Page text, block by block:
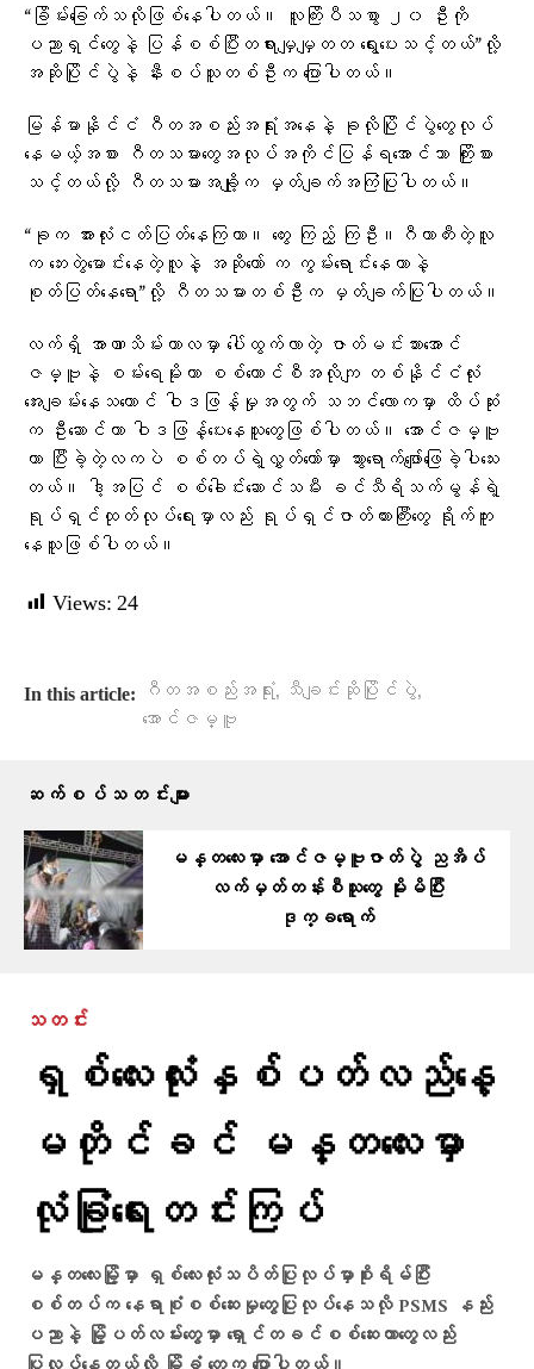
“ခြိမ်းခြေက်သလိုဖြစ်နေပါတယ်။ လူကြိးပီသစွာ ၂၀ ဦးကို
ပညာရှင်တွေနဲ့ ပြန်စစ်ပြီးတရားမျှမျှတတ ရွေးပေးသင့်တယ်”လို့
အဆိုပြိုင်ပွဲနဲ့ နီးစပ်သူတစ်ဦးက ပြောပါတယ်။
မြန်မာနိုင်ငံ ဂီတအစည်းအရုံးအနေနဲ့ ခုလိုပြိုင်ပွဲတွေလုပ်
နေမယ့်အစား ဂီတသမားတွေအလုပ်အကိုင်ပြန်ရအောင်သာ ကြိုးစား
သင့်တယ်လို့ ဂီတသမားအချို့က မှတ်ချက်အကြံပြုပါတယ်။
“ခုက အားလုံးငတ်ပြတ်နေကြတာ။ တွေး ကြည့် ကြဦး။ဂီတာတီးတဲ့လူ
က ဘေးတွဲမောင်းနေတဲ့လူနဲ့ အဆိုတော် က ကွမ်းရောင်းနေတာနဲ့
စုတ်ပြတ်နေရော”လို့ ဂီတသမားတစ်ဦးက မှတ်ချက်ပြုပါတယ်။
လက်ရှိ အာဏာသိမ်းကာလမှာ ပေါ်ထွက်လာတဲ့ ဇာတ်မင်းသားအောင်
ဇမ္ဗူနဲ့ စမ်းရေမိုးဟာ စစ်ကောင်စီအလိုကျ တစ်နိုင်ငံလုံး
အေးချမ်းနေသယောင် ဝါဒဖြန့်မှုအတွက် သဘင်လောကမှာ ထိပ်ဆုံး
က ဦးဆောင်ကာ ဝါဒဖြန့်ပေးနေသူတွေဖြစ်ပါတယ်။ အောင်ဇမ္ဗူ
ဟာ ပြီးခဲ့တဲ့လကပဲ စစ်တပ်ရဲ့လွှတ်တော်မှာ သွားရောက်ဖျော်ဖြေခဲ့ပါသေး
တယ်။ ဒါ့အပြင် စစ်ခေါင်းဆောင်သမီး ခင်သီရိသက်မွန်ရဲ့
ရုပ်ရှင်ထုတ်လုပ်ရေးမှာလည်း ရုပ်ရှင်ဇာတ်ကားကြီးတွေ ရိုက်ကူး
နေသူဖြစ်ပါတယ်။
Views: 24
In this article: ဂီတအစည်းအရုံး, သီချင်းဆိုပြိုင်ပွဲ,
အောင်ဇမ္ဗူ
ဆက်စပ်သတင်းများ
မန္တလေးမှာ အောင်ဇမ္ဗူဇာတ်ပွဲ ညအိပ်
လက်မှတ်တန်းစီသူတွေ မိုးမိပြီး
ဒုက္ခရောက်
သတင်း
ရှစ်လေးလုံးနှစ်ပတ်လည်နေ့
မတိုင်ခင် မန္တလေးမှာ
လုံခြုံရေးတင်းကြပ်
မန္တလေးမြို့မှာ ရှစ်လေးလုံးသပိတ်ပြုလုပ်မှာစိုးရိမ်ပြီး
စစ်တပ်က နေရာစုံစစ်ဆေးမှုတွေပြုလုပ်နေသလို PSMS နည်း
ပညာနဲ့ မြို့ပတ်လမ်းတွေမှာ ရှောင်တခင်စစ်ဆေးတာတွေလည်း